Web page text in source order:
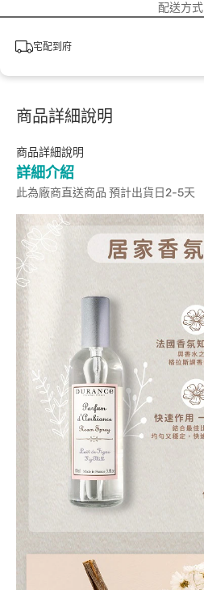
配送方式
宅配到府
商品詳細說明
商品詳細說明
詳細介紹
此為廠商直送商品 預計出貨日2-5天